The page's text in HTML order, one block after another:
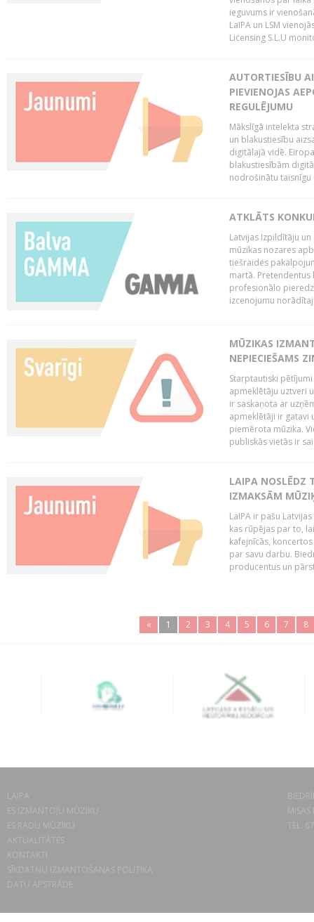
ieguvums ir
LaIPA un LSM
Licensing S.L.U
AUTORTIESĪBU
PIEVIENOJAS
REGULĒJUMU
Mākslīgā intelekta
un blakustiesību
digitālajā vidē.
blakustiesībām
nodrošinātu taisnīgu
ATKLĀTS
Latvijas Izpildītāju
mūzikas nozares
tiešraides
martā. Pretendentus
profesionālo
izcenojumu
MŪZIKAS
NEPIECIEŠAMS
Starptautiski
apmeklētāju uztveri
ir saskaņota ar
apmeklētāji ir gatavi
piemērota mūzika.
publiskās vietās ir
LAIPA NOSLĒDZ
IZMAKSĀM
LaIPA ir pašu
kas rūpējas par to,
kafejnīcās,
par savu darbu.
producentus un
« 1 2 3 4 5 6 7 8
LAIPA
ES IZMANTOJU MŪZIKU
ES RADU MŪZIKU
AKTUALITĀTES
KONTAKTI
SĪKDATŅU IZMANTOŠANAS POLITIKA
DATU APSTRĀDE
TEL.